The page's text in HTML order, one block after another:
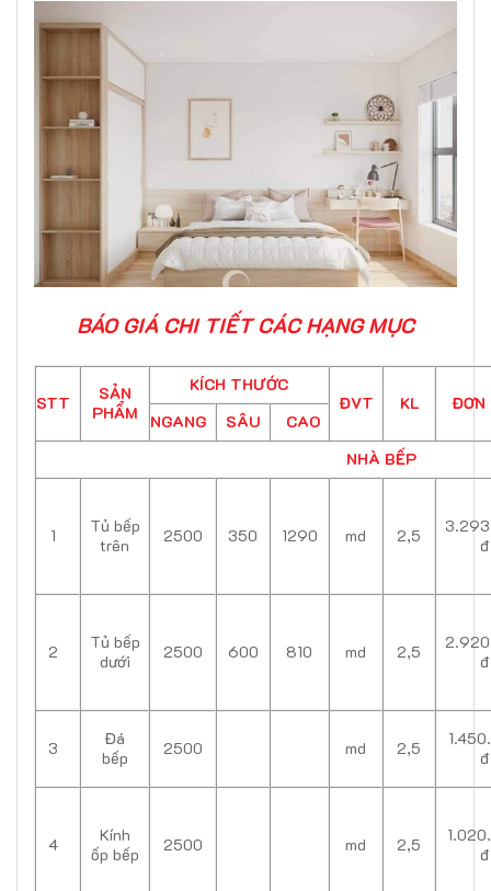
BÁO GIÁ CHI TIẾT CÁC HẠNG MỤC
STT
SẢN
PHẨM
KÍCH THƯỚC
ĐVT
KL
ĐƠN
NGANG
SÂU
CAO
NHÀ BẾP
1
Tủ bếp
trên
2500 350 1290 md 2,5
đ
2
Tủ bếp
dưới
2500 600 810 md 2,5
đ
3
Đá
bếp
2500 md 2,5
đ
4
Kính
ốp bếp
2500 md 2,5
đ